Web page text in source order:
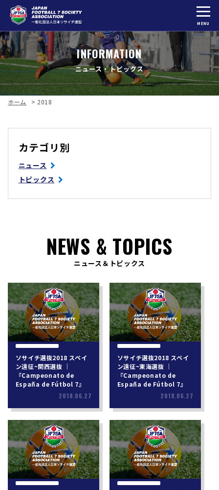
MENU
INFORMATION
ニュース・トピックス
ホーム > 2018
カテゴリ別
ニュース
トピックス
NEWS & TOPICS
ニュース＆トピックス
ソサイチ選抜2018 スペイ
ン遠征~関西選抜 ｜
『Campeonato de
España de Fútbol 7』
2018.06.27
ソサイチ選抜2018 スペイ
ン遠征~東海選抜 ｜
『Campeonato de
España de Fútbol 7』
2018.06.27